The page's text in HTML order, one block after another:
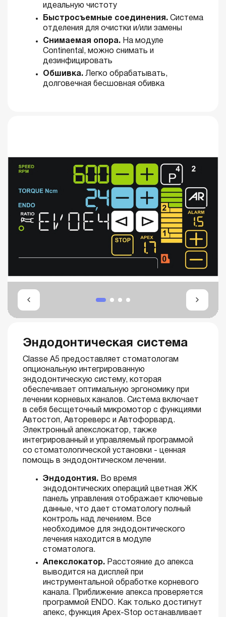
идеальную чистоту
Быстросъемные соединения. Система
отделения для очистки и/или замены
Снимаемая опора. На модуле
Continental, можно снимать и
дезинфицировать
Обшивка. Легко обрабатывать,
долговечная бесшовная обивка
Эндодонтическая система
Classe A5 предоставляет стоматологам
опциональную интегрированную
эндодонтическую систему, которая
обеспечивает оптимальную эргономику при
лечении корневых каналов. Система включает
в себя бесщеточный микромотор с функциями
Автостоп, Автореверс и Автофорвард.
Электронный апекслокатор, также
интегрированный и управляемый программой
со стоматологической установки - ценная
помощь в эндодонтическом лечении.
Эндодонтия. Во время
эндодонтических операций цветная ЖК
панель управления отображает ключевые
данные, что дает стоматологу полный
контроль над лечением. Все
необходимое для эндодонтического
лечения находится в модуле
стоматолога.
Апекслокатор. Расстояние до апекса
выводится на дисплей при
инструментальной обработке корневого
канала. Приближение апекса проверяется
программой ENDO. Как только достигнут
апекс, функция Apex-Stop останавливает